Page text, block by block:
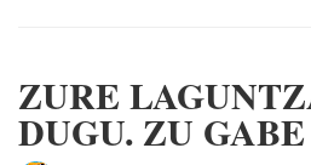
ZURE
DUGU. ZU